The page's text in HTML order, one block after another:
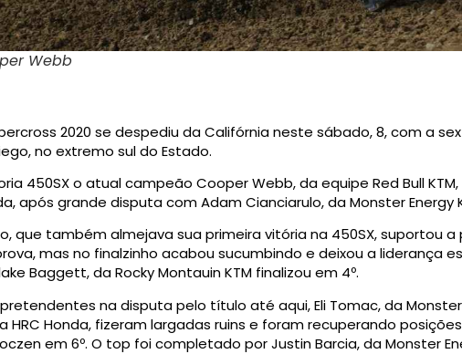
Webb
2020 se despediu da Califórnia neste sábado, 8, com a
no extremo sul do Estado.
450SX o atual campeão Cooper Webb, da equipe Red Bull
após grande disputa com Adam Cianciarulo, da Monster Energy
que também almejava sua primeira vitória na 450SX, suportou
mas no finalzinho acabou sucumbindo e deixou a liderança
Baggett, da Rocky Montauin KTM finalizou em 4º.
na disputa pelo título até aqui, Eli Tomac, da
HRC Honda, fizeram largadas ruins e foram recuperando
em 6º. O top foi completado por Justin Barcia, da Monster